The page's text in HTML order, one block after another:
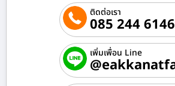
ติดต่อเรา
085 244 6146
เพิ่มเพื่อน Line